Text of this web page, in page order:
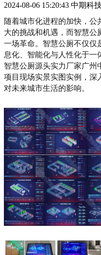
2024-08-06 15:20:43 中期科
随着城市化进程的加快，公
大的挑战和机遇，而智慧
一场革命。智慧公厕不仅
息化、智能化与人性化于一
智慧公厕源头实力厂家广
项目现场实景实图实例，深
对未来城市生活的影响。